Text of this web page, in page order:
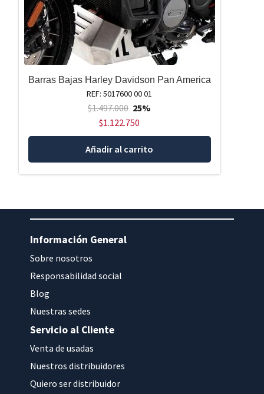
Barras Bajas Harley Davidson Pan America
REF: 5017600 00 01
$1.497.000 25%
$1.122.750
Añadir al carrito
Información General
Sobre nosotros
Responsabilidad social
Blog
Nuestras sedes
Servicio al Cliente
Venta de usadas
Nuestros distribuidores
Quiero ser distribuidor